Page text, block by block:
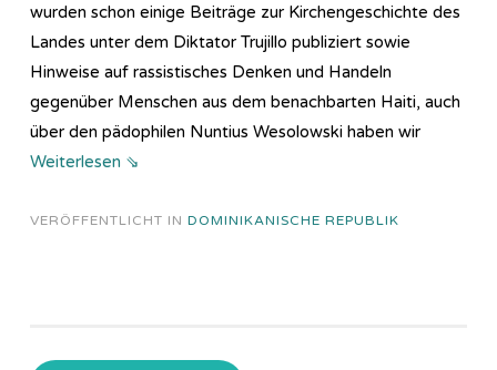
wurden schon einige Beiträge zur Kirchengeschichte des
Landes unter dem Diktator Trujillo publiziert sowie
Hinweise auf rassistisches Denken und Handeln
gegenüber Menschen aus dem benachbarten Haiti, auch
über den pädophilen Nuntius Wesolowski haben wir
Weiterlesen ⇘
VERÖFFENTLICHT IN DOMINIKANISCHE REPUBLIK